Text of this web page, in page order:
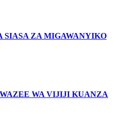
ZA MIGAWANYIKO
WA VIJIJI KUANZA